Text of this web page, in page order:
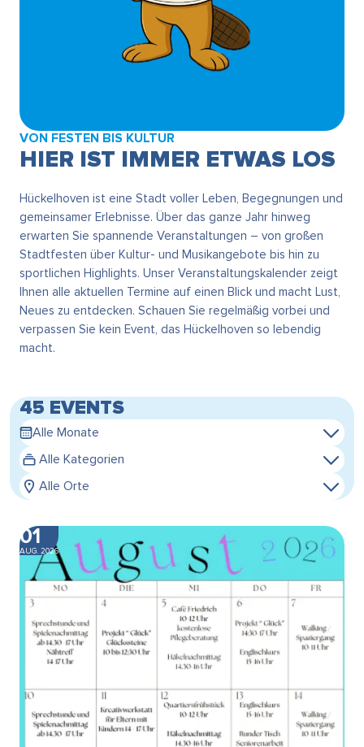
VON FESTEN BIS KULTUR
HIER IST IMMER ETWAS LOS
Hückelhoven ist eine Stadt voller Leben, Begegnungen und
gemeinsamer Erlebnisse. Über das ganze Jahr hinweg
erwarten Sie spannende Veranstaltungen – von großen
Stadtfesten über Kultur- und Musikangebote bis hin zu
sportlichen Highlights. Unser Veranstaltungskalender zeigt
Ihnen alle aktuellen Termine auf einen Blick und macht Lust,
Neues zu entdecken. Schauen Sie regelmäßig vorbei und
verpassen Sie kein Event, das Hückelhoven so lebendig
macht.
45 EVENTS
Alle Monate
Alle Kategorien
Alle Orte
01
AUG. 2026